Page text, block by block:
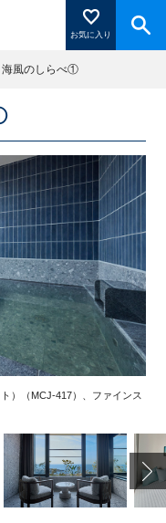
お気に入り
」を押すと登録した
海風のしらべ①
）（MCJ-417）、ファインス